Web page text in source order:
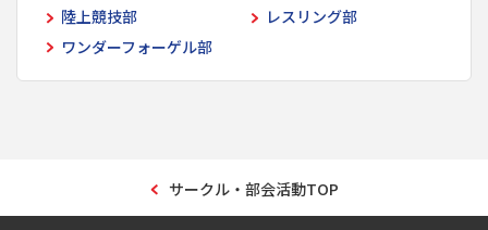
陸上競技部
レスリング部
ワンダーフォーゲル部
サークル・部会活動TOP